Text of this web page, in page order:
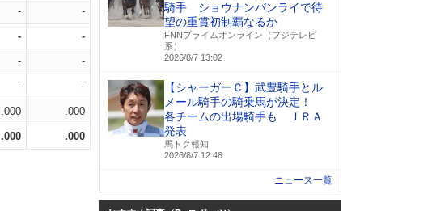
- -
- -
- -
- -
.000 .000
.000 .000
騎手 ショウナンバンライで待
望の重賞初制覇なるか
FNNプライムオンライン（フジテレビ
系）
2026/8/7 13:02
【シャーガーＣ】武豊騎手とル
メール騎手の騎乗馬が決定！
各チームの出場騎手も ＪＲＡ
発表
馬トク報知
2026/8/7 12:48
ニュース一覧